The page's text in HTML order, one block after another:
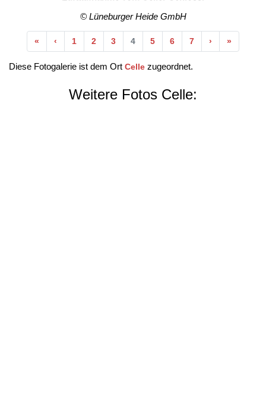
© Lüneburger Heide GmbH
« Anfang
‹ Vorherige
1 2 3 4 5 6 7 › Nächste
»
Diese Fotogalerie ist dem Ort Celle zugeordnet.
Weitere Fotos Celle: